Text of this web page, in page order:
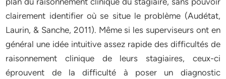
clairement identifier où se situe le problème (Audétat,
Laurin, & Sanche, 2011). Même si les superviseurs ont en
général une idée intuitive assez rapide des difficultés de
raisonnement clinique de leurs stagiaires, ceux-ci
éprouvent de la difficulté à poser un diagnostic